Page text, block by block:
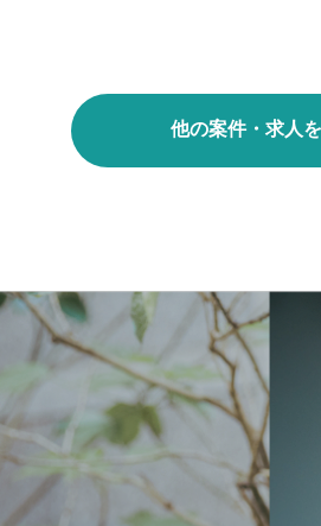
他の案件・求人